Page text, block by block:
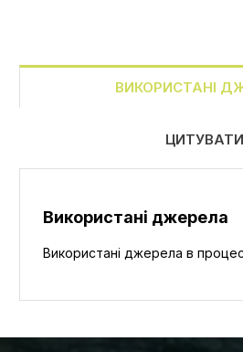
ВИКОРИСТАНІ
ЦИТУВАТИ
Використані джерела
Використані джерела в процесі